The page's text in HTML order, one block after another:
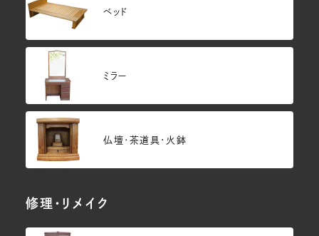
ベッド
ミラー
仏壇･茶道具・火鉢
修理・リメイク